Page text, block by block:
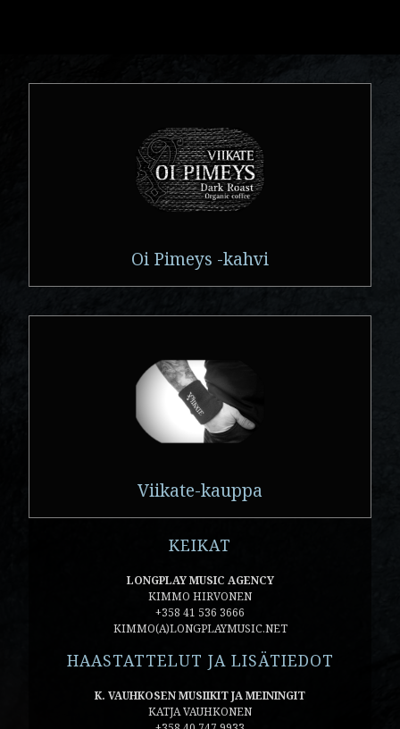
Oi Pimeys -kahvi
Viikate-kauppa
KEIKAT
LONGPLAY MUSIC AGENCY
KIMMO HIRVONEN
+358 41 536 3666
KIMMO(A)LONGPLAYMUSIC.NET
HAASTATTELUT JA LISÄTIEDOT
K. VAUHKOSEN MUSIIKIT JA MEININGIT
KATJA VAUHKONEN